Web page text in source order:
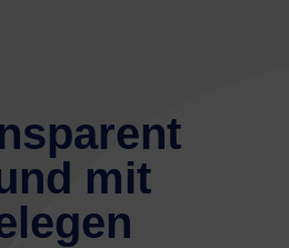
mit